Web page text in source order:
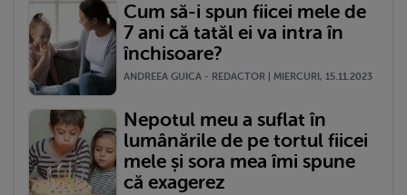
Cum să-i spun fiicei mele de
7 ani că tatăl ei va intra în
închisoare?
ANDREEA GUICA - REDACTOR | MIERCURI, 15.11.2023
Nepotul meu a suflat în
lumânările de pe tortul fiicei
mele și sora mea îmi spune
că exagerez